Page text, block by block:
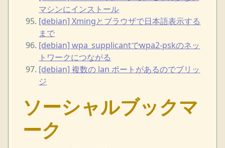
マシンにインストール
[debian] Xmingとブラウザで日本語表示する
まで
[debian] wpa_supplicantでwpa2-pskのネッ
トワークにつながる
[debian] 複数の lan ポートがあるのでブリッ
ジ
ソーシャルブックマ
ーク